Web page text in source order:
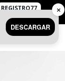
REGISTRO77
DESCARGAR
✕